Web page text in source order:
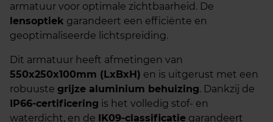
armatuur voor optimale zichtbaarheid. De
lensoptiek garandeert een efficiënte en
geoptimaliseerde lichtspreiding.
Dit armatuur heeft afmetingen van
550x250x100mm (LxBxH) en is uitgerust met een
robuuste grijze aluminium behuizing. Dankzij de
IP66-certificering is het volledig stof- en
waterdicht, en de IK09-classificatie garandeert